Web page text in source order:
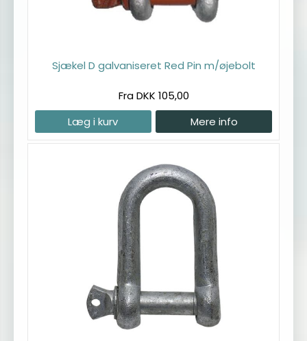
Sjækel D galvaniseret Red Pin m/øjebolt
Fra DKK 105,00
Læg i kurv
Mere info